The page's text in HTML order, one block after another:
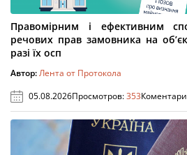
Правомірним і ефективним
речових прав замовника на
разі їх осп
Автор:Лента от Протокола
05.08.2026Просмотров:353